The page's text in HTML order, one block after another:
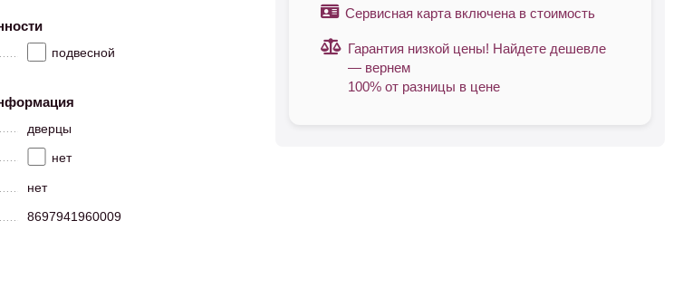
Сервисная карта включена в стоимость
Гарантия низкой цены! Найдете дешевле
— вернем
100% от разницы в цене
подвесной
дверцы
нет
нет
8697941960009